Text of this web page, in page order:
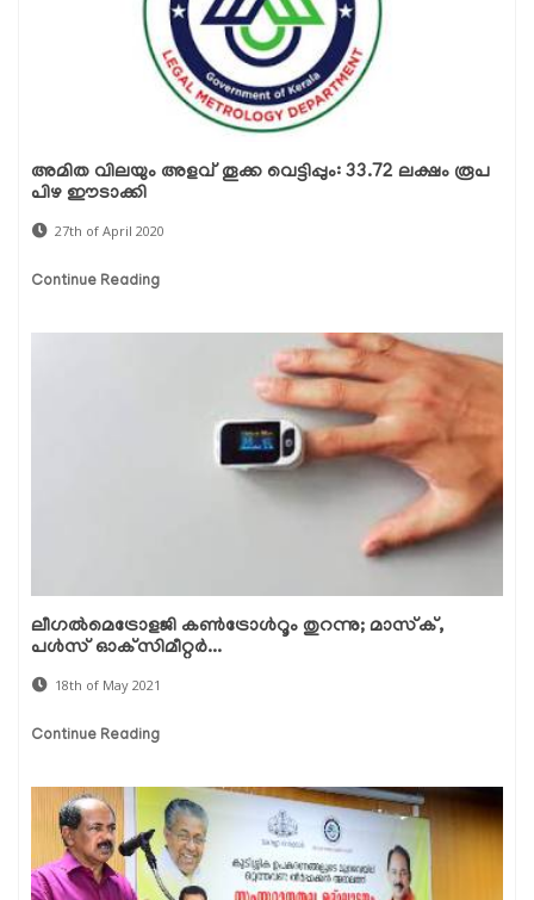
അമിത വിലയും അളവ് തൂക്ക വെട്ടിപ്പും: 33.72 ലക്ഷം രൂപ
പിഴ ഈടാക്കി
27th of April 2020
Continue Reading
ലീഗല്‍മെട്രോളജി കണ്‍ട്രോള്‍റൂം തുറന്നു; മാസ്‌ക്,
പള്‍സ് ഓക്‌സിമീറ്റര്‍...
18th of May 2021
Continue Reading